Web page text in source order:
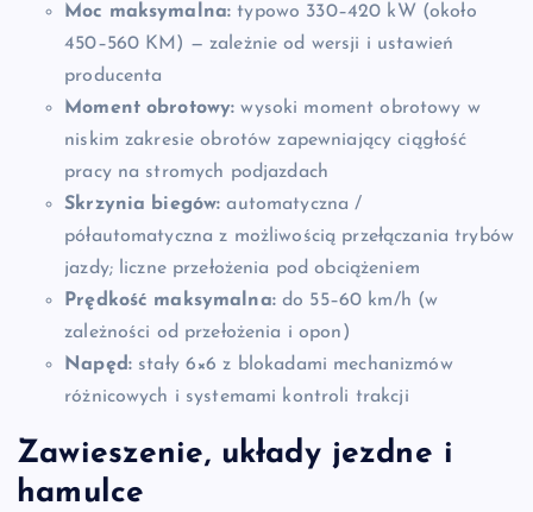
Moc maksymalna: typowo 330–420 kW (około
450–560 KM) — zależnie od wersji i ustawień
producenta
Moment obrotowy: wysoki moment obrotowy w
niskim zakresie obrotów zapewniający ciągłość
pracy na stromych podjazdach
Skrzynia biegów: automatyczna /
półautomatyczna z możliwością przełączania trybów
jazdy; liczne przełożenia pod obciążeniem
Prędkość maksymalna:do 55–60 km/h (w
zależności od przełożenia i opon)
Napęd:stały 6×6 z blokadami mechanizmów
różnicowych i systemami kontroli trakcji
Zawieszenie, układy jezdne i
hamulce